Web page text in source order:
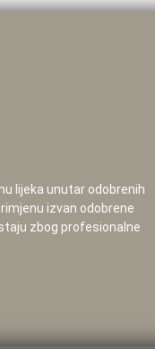
lijeka unutar odobrenih
izvan odobrene
zbog profesionalne